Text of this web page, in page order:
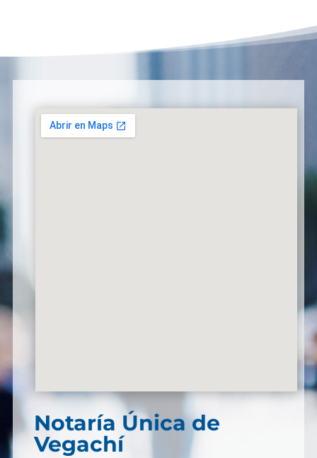
Notaría Única de
Vegachí